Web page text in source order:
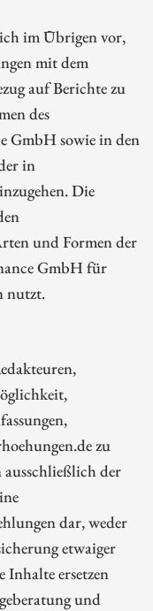
im Übrigen vor,
mit dem
auf Berichte zu
des
GmbH sowie in den
in
Die
und Formen der
GmbH für
nutzt.
zu
der
dar, weder
etwaiger
Inhalte ersetzen
und